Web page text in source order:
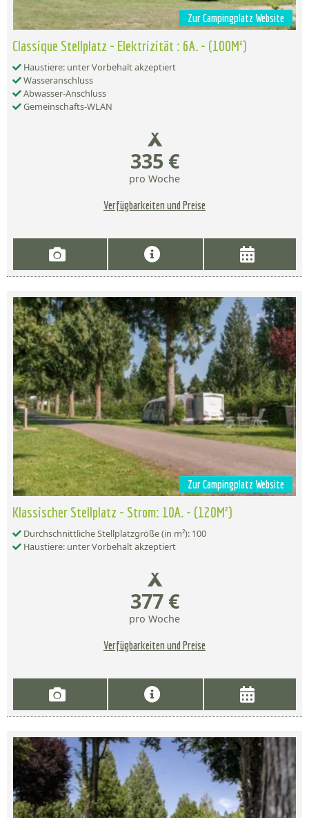
Zur Campingplatz Website
Classique Stellplatz - Elektrizität : 6A. - (100M²)
Haustiere: unter Vorbehalt akzeptiert
Wasseranschluss
Abwasser-Anschluss
Gemeinschafts-WLAN
335 €
pro Woche
Verfügbarkeiten und Preise
Zur Campingplatz Website
Klassischer Stellplatz - Strom: 10A. - (120M²)
Durchschnittliche Stellplatzgröße (in m²): 100
Haustiere: unter Vorbehalt akzeptiert
377 €
pro Woche
Verfügbarkeiten und Preise